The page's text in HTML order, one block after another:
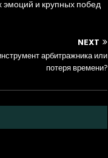
эмоций и крупных побед
NEXT
арбитражника или
потеря времени?